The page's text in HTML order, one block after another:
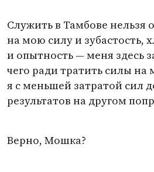
Служить в Тамбове нельзя
на мою силу и зубастость,
и опытность — меня здесь
чего ради тратить силы
я с меньшей затратой сил
результатов на другом
Верно, Мошка?